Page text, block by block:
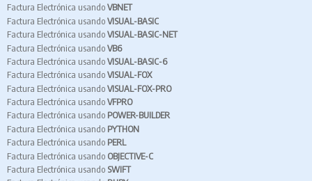
Factura Electrónica usandoVBNET
Factura Electrónica usandoVISUAL-BASIC
Factura Electrónica usandoVISUAL-BASIC-NET
Factura Electrónica usandoVB6
Factura Electrónica usandoVISUAL-BASIC-6
Factura Electrónica usandoVISUAL-FOX
Factura Electrónica usandoVISUAL-FOX-PRO
Factura Electrónica usandoVFPRO
Factura Electrónica usando POWER-BUILDER
Factura Electrónica usando PYTHON
Factura Electrónica usando PERL
Factura Electrónica usando OBJECTIVE-C
Factura Electrónica usando SWIFT